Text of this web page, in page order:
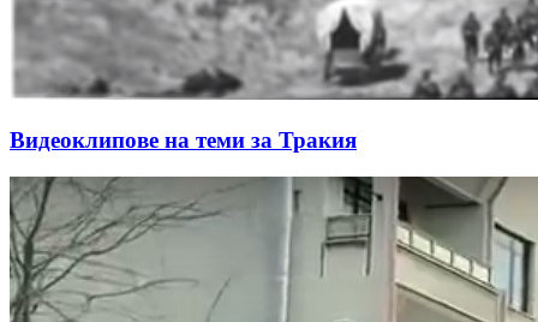
Видеоклипове на теми за Тракия